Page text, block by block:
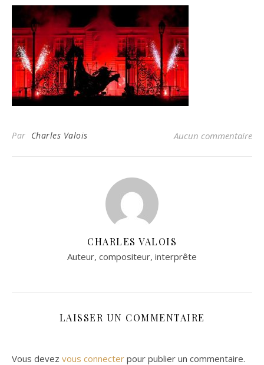
Par Charles Valois Aucun commentaire
CHARLES VALOIS
Auteur, compositeur, interprête
LAISSER UN COMMENTAIRE
Vous devez vous connecter pour publier un commentaire.